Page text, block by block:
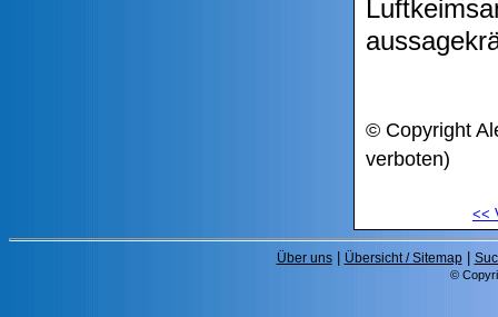
© Copyright
verboten)
<<
Über uns| Übersicht / Sitemap|
©